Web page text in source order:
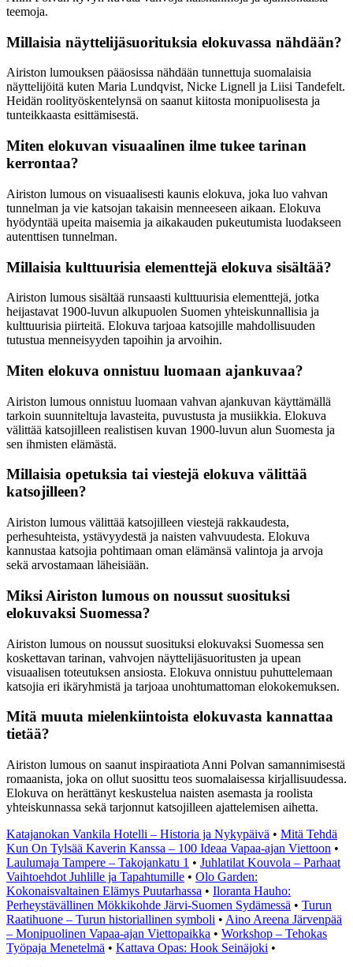
teemoja.
Millaisia näyttelijäsuorituksia elokuvassa nähdään?
Airiston lumouksen pääosissa nähdään tunnettuja suomalaisia
näyttelijöitä kuten Maria Lundqvist, Nicke Lignell ja Liisi Tandefelt.
Heidän roolityöskentelynsä on saanut kiitosta monipuolisesta ja
tunteikkaasta esittämisestä.
Miten elokuvan visuaalinen ilme tukee tarinan
kerrontaa?
Airiston lumous on visuaalisesti kaunis elokuva, joka luo vahvan
tunnelman ja vie katsojan takaisin menneeseen aikaan. Elokuva
hyödyntää upeita maisemia ja aikakauden pukeutumista luodakseen
autenttisen tunnelman.
Millaisia kulttuurisia elementtejä elokuva sisältää?
Airiston lumous sisältää runsaasti kulttuurisia elementtejä, jotka
heijastavat 1900-luvun alkupuolen Suomen yhteiskunnallisia ja
kulttuurisia piirteitä. Elokuva tarjoaa katsojille mahdollisuuden
tutustua menneisyyden tapoihin ja arvoihin.
Miten elokuva onnistuu luomaan ajankuvaa?
Airiston lumous onnistuu luomaan vahvan ajankuvan käyttämällä
tarkoin suunniteltuja lavasteita, puvustusta ja musiikkia. Elokuva
välittää katsojilleen realistisen kuvan 1900-luvun alun Suomesta ja
sen ihmisten elämästä.
Millaisia opetuksia tai viestejä elokuva välittää
katsojilleen?
Airiston lumous välittää katsojilleen viestejä rakkaudesta,
perhesuhteista, ystävyydestä ja naisten vahvuudesta. Elokuva
kannustaa katsojia pohtimaan oman elämänsä valintoja ja arvoja
sekä arvostamaan läheisiään.
Miksi Airiston lumous on noussut suosituksi
elokuvaksi Suomessa?
Airiston lumous on noussut suosituksi elokuvaksi Suomessa sen
koskettavan tarinan, vahvojen näyttelijäsuoritusten ja upean
visuaalisen toteutuksen ansiosta. Elokuva onnistuu puhuttelemaan
katsojia eri ikäryhmistä ja tarjoaa unohtumattoman elokokemuksen.
Mitä muuta mielenkiintoista elokuvasta kannattaa
tietää?
Airiston lumous on saanut inspiraatiota Anni Polvan samannimisestä
romaanista, joka on ollut suosittu teos suomalaisessa kirjallisuudessa.
Elokuva on herättänyt keskustelua naisten asemasta ja roolista
yhteiskunnassa sekä tarjonnut katsojilleen ajattelemisen aihetta.
Katajanokan Vankila Hotelli – Historia ja Nykypäivä • Mitä Tehdä
Kun On Tylsää Kaverin Kanssa – 100 Ideaa Vapaa-ajan Viettoon •
Laulumaja Tampere – Takojankatu 1 • Juhlatilat Kouvola – Parhaat
Vaihtoehdot Juhlille ja Tapahtumille • Olo Garden:
Kokonaisvaltainen Elämys Puutarhassa • Iloranta Hauho:
Perheystävällinen Mökkikohde Järvi-Suomen Sydämessä • Turun
Raatihuone – Turun historiallinen symboli • Aino Areena Järvenpää
– Monipuolinen Vapaa-ajan Viettopaikka • Workshop – Tehokas
Työpaja Menetelmä • Kattava Opas: Hook Seinäjoki •